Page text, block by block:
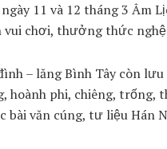
11 và 12 tháng 3 Âm
vui chơi, thưởng thức
– lăng Bình Tây còn
hoành phi, chiêng,
bài văn cúng, tư liệu Hán